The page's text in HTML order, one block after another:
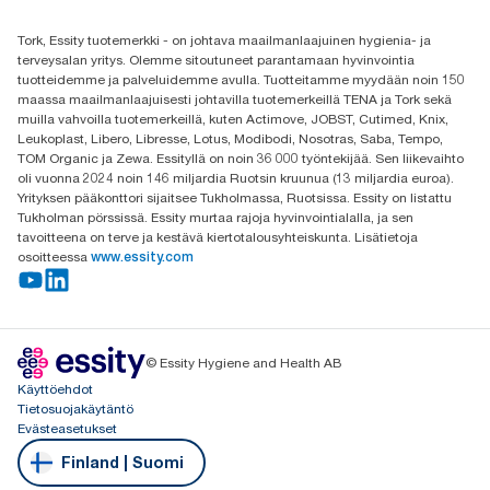
Oy Essity Finland Ab
Revontulenkuja 1
02100 Espoo
Tork, Essity tuotemerkki - on johtava maailmanlaajuinen hygienia- ja
terveysalan yritys. Olemme sitoutuneet parantamaan hyvinvointia
tuotteidemme ja palveluidemme avulla. Tuotteitamme myydään noin 150
maassa maailmanlaajuisesti johtavilla tuotemerkeillä TENA ja Tork sekä
muilla vahvoilla tuotemerkeillä, kuten Actimove, JOBST, Cutimed, Knix,
Leukoplast, Libero, Libresse, Lotus, Modibodi, Nosotras, Saba, Tempo,
TOM Organic ja Zewa. Essityllä on noin 36 000 työntekijää. Sen liikevaihto
oli vuonna 2024 noin 146 miljardia Ruotsin kruunua (13 miljardia euroa).
Yrityksen pääkonttori sijaitsee Tukholmassa, Ruotsissa. Essity on listattu
Tukholman pörssissä. Essity murtaa rajoja hyvinvointialalla, ja sen
tavoitteena on terve ja kestävä kiertotalousyhteiskunta. Lisätietoja
osoitteessa www.essity.com
© Essity Hygiene and Health AB
Käyttöehdot
Tietosuojakäytäntö
Evästeasetukset
Finland | Suomi